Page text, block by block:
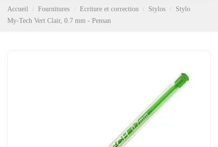
Accueil Fournitures Ecriture et correction Stylos
Stylo
My-Tech Vert Clair, 0.7 mm - Pensan